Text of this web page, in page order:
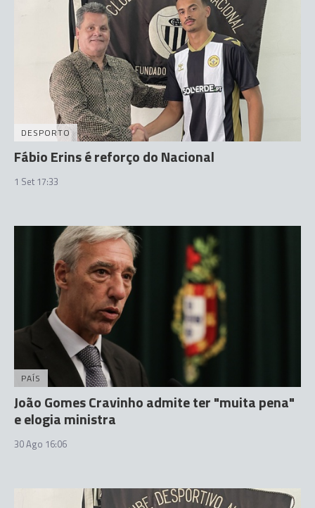
DESPORTO
Fábio Erins é reforço do Nacional
1 Set 17:33
PAÍS
João Gomes Cravinho admite ter "muita pena"
e elogia ministra
30 Ago 16:06